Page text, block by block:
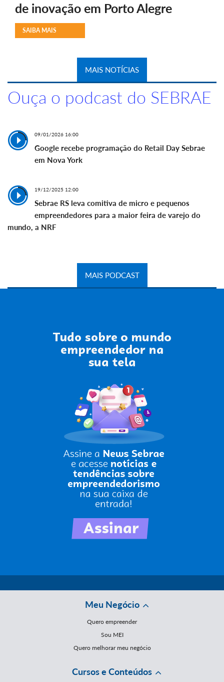
de inovação em Porto Alegre
SAIBA MAIS
MAIS NOTÍCIAS
Ouça o podcast do SEBRAE
09/01/2026 16:00
Google recebe programação do Retail Day Sebrae
em Nova York
19/12/2025 12:00
Sebrae RS leva comitiva de micro e pequenos
empreendedores para a maior feira de varejo do
mundo, a NRF
MAIS PODCAST
Meu Negócio
Quero empreender
Sou MEI
Quero melhorar meu negócio
Cursos e Conteúdos